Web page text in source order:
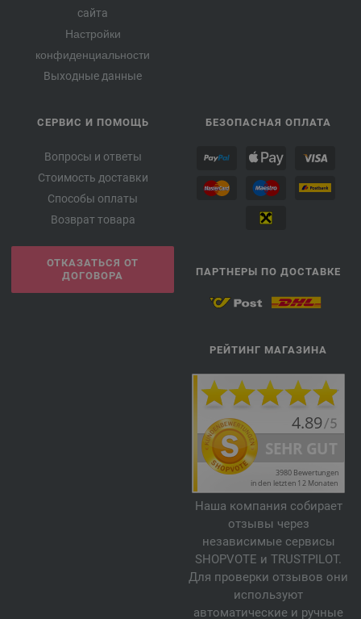
сайта
Настройки
конфиденциальности
Выходные данные
СЕРВИС И ПОМОЩЬ
Вопросы и ответы
Стоимость доставки
Способы оплаты
Возврат товара
ОТКАЗАТЬСЯ ОТ
ДОГОВОРА
БЕЗОПАСНАЯ ОПЛАТА
ПАРТНЕРЫ ПО ДОСТАВКЕ
РЕЙТИНГ МАГАЗИНА
Наша компания собирает
отзывы через
независимые сервисы
SHOPVOTE и TRUSTPILOT.
Для проверки отзывов они
используют
автоматические и ручные